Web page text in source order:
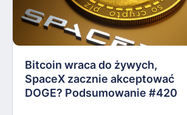
Bitcoin wraca do żywych,
SpaceX zacznie akceptować
DOGE? Podsumowanie #420